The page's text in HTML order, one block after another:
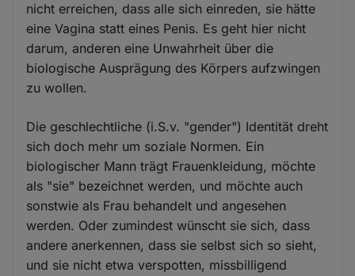
nicht erreichen, dass alle sich einreden, sie hätte
eine Vagina statt eines Penis. Es geht hier nicht
darum, anderen eine Unwahrheit über die
biologische Ausprägung des Körpers aufzwingen
zu wollen.
Die geschlechtliche (i.S.v. "gender") Identität dreht
sich doch mehr um soziale Normen. Ein
biologischer Mann trägt Frauenkleidung, möchte
als "sie" bezeichnet werden, und möchte auch
sonstwie als Frau behandelt und angesehen
werden. Oder zumindest wünscht sie sich, dass
andere anerkennen, dass sie selbst sich so sieht,
und sie nicht etwa verspotten, missbilligend